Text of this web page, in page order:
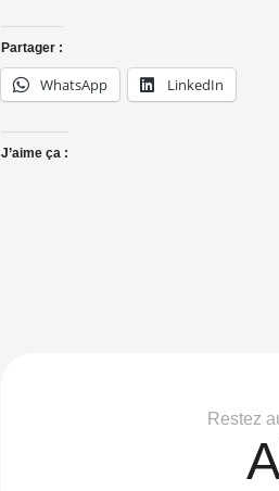
Partager :
WhatsApp LinkedIn
J’aime ça :
Restez